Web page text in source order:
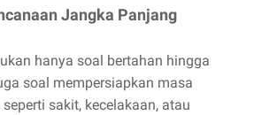
Jangka Panjang
hanya soal bertahan hingga
soal mempersiapkan masa
sakit, kecelakaan, atau